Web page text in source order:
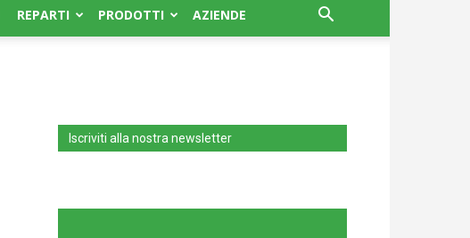
REPARTI PRODOTTI AZIENDE
Iscriviti alla nostra newsletter